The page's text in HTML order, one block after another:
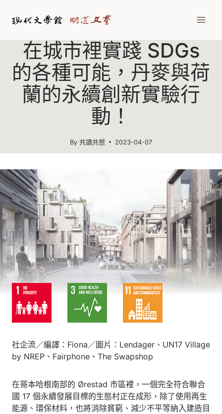
在城市裡實踐 SDGs
的各種可能，丹麥與荷
蘭的永續創新實驗行
動！
By 共讀共想 2023-04-07
社企流／編譯：Fiona／圖片：Lendager、UN17 Village
by NREP、Fairphone、The Swapshop
在哥本哈根南部的 Ørestad 市區裡，一個完全符合聯合
國 17 個永續發展目標的生態村正在成形，除了使用再生
能源、環保材料，也將消除貧窮、減少不平等納入建造目